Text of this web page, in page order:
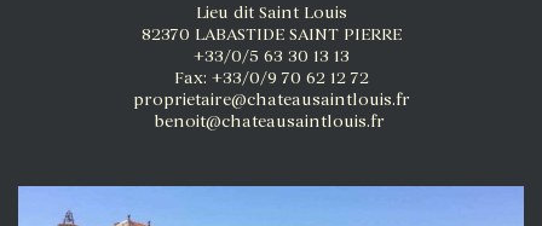
Lieu dit Saint Louis
82370 LABASTIDE SAINT PIERRE
+33/0/5 63 30 13 13
Fax: +33/0/9 70 62 12 72
proprietaire@chateausaintlouis.fr
benoit@chateausaintlouis.fr